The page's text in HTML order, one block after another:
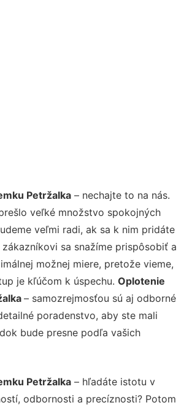
Petržalka – nechajte to na nás.
veľké množstvo spokojných
veľmi radi, ak sa k nim pridáte
zákazníkovi sa snažíme prispôsobiť a
možnej miere, pretože vieme,
je kľúčom k úspechu. Oplotenie
– samozrejmosťou sú aj odborné
poradenstvo, aby ste mali
bude presne podľa vašich
Petržalka – hľadáte istotu v
odbornosti a precíznosti? Potom